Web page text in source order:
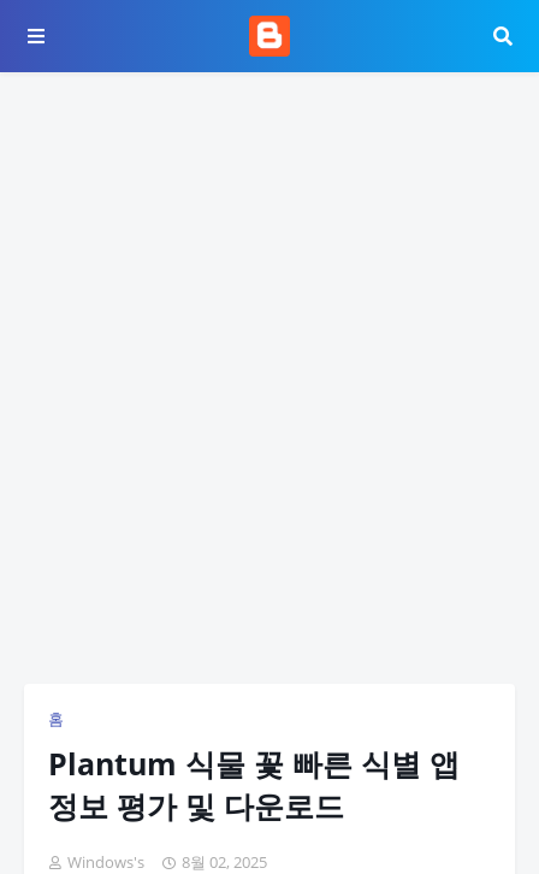
홈
Plantum 식물 꽃 빠른 식별 앱
정보 평가 및 다운로드
Windows's 8월 02, 2025